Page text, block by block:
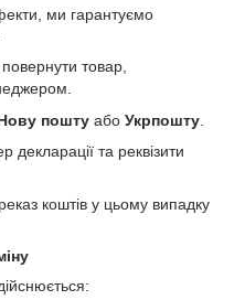
ми гарантуємо
товар,
пошту або Укрпошту
та реквізити
коштів у цьому випадку